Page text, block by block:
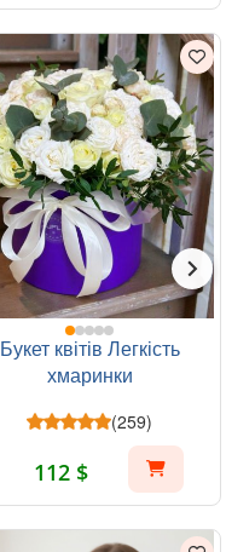
Букет квітів Легкість
хмаринки
(259)
112 $